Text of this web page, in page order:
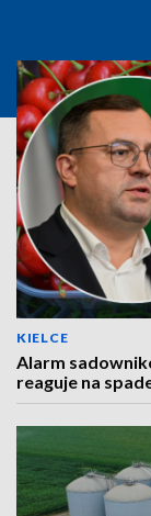
KIELCE
Alarm
reaguje na